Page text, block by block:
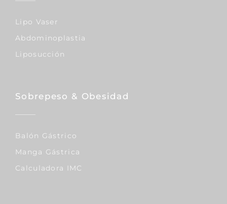
Lipo Vaser
Abdominoplastia
Liposucción
Sobrepeso & Obesidad
Balón Gástrico
Manga Gástrica
Calculadora IMC